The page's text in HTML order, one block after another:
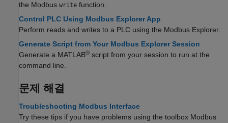
the Modbus write function.
Control PLC Using Modbus Explorer App
Perform reads and writes to a PLC using the Modbus Explorer.
Generate Script from Your Modbus Explorer Session
Generate a MATLAB® script from your session to run at the
command line.
문제 해결
Troubleshooting Modbus Interface
Try these tips if you have problems using the toolbox Modbus